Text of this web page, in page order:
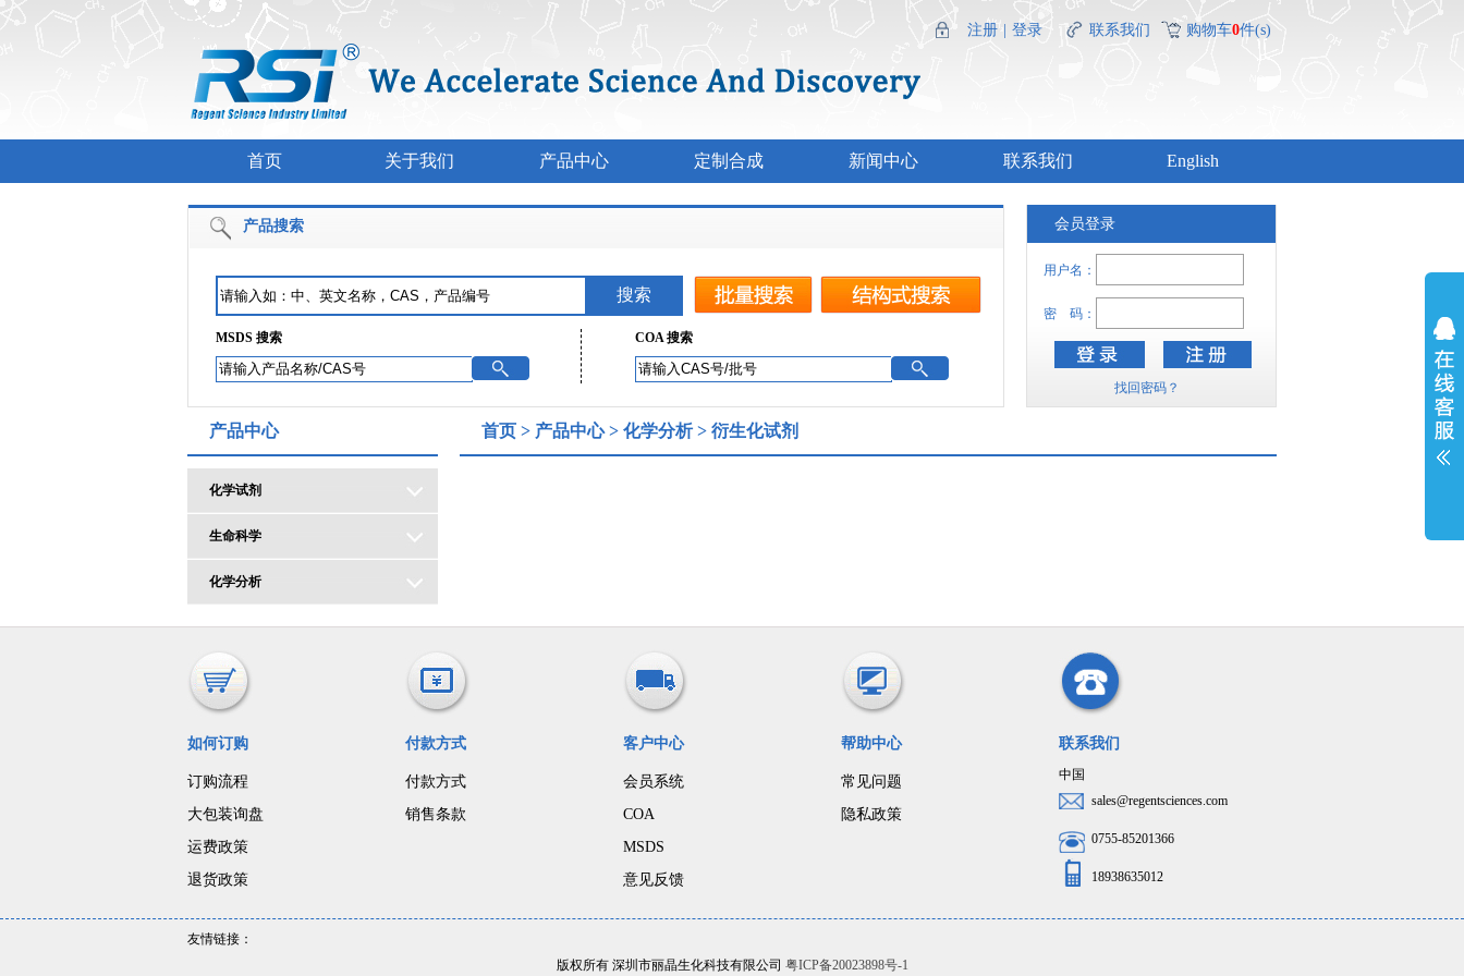
注册 登录 联系我们 购物车0件(s)
首页 关于我们 产品中心 定制合成 新闻中心 联系我们 English
产品搜索
MSDS 搜索 COA 搜索
会员登录
用户名：
密 码：
找回密码？
产品中心
化学试剂
生命科学
化学分析
首页 > 产品中心> 化学分析> 衍生化试剂
如何订购
订购流程
大包装询盘
运费政策
退货政策
付款方式
付款方式
销售条款
客户中心
会员系统
COA
MSDS
意见反馈
帮助中心
常见问题
隐私政策
联系我们
中国
sales@regentsciences.com
0755-85201366
18938635012
友情链接：
版权所有 深圳市丽晶生化科技有限公司 粤ICP备20023898号-1